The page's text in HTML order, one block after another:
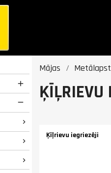





Mājas
ĶĪĻRIEVU
Ķīļrievu iegriezēji